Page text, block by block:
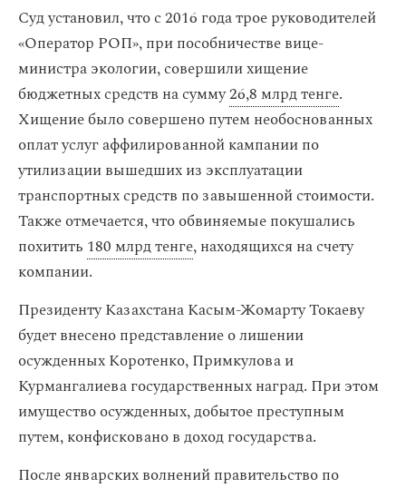
Суд установил, что с 2016 года трое руководителей
«Оператор РОП», при пособничестве вице-
министра экологии, совершили хищение
бюджетных средств на сумму26,8 млрд тенге.
Хищение было совершено путем необоснованных
оплат услуг аффилированной кампании по
утилизации вышедших из эксплуатации
транспортных средств по завышенной стоимости.
Также отмечается, что обвиняемые покушались
похитить 180 млрд тенге, находящихся на счету
компании.
Президенту Казахстана Касым-Жомарту Токаеву
будет внесено представление о лишении
осужденных Коротенко, Примкулова и
Курмангалиева государственных наград. При этом
имущество осужденных, добытое преступным
путем, конфисковано в доход государства.
После январских волнений правительство по